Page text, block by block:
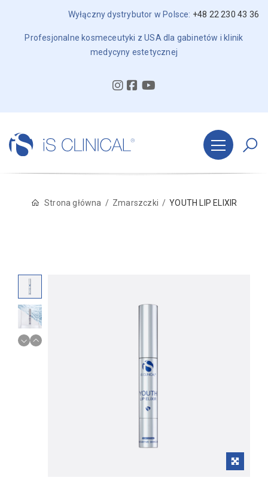
Wyłączny dystrybutor w Polsce: +48 22 230 43 36
Profesjonalne kosmeceutyki z USA dla gabinetów i klinik
medycyny estetycznej
Strona główna Zmarszczki YOUTH LIP ELIXIR